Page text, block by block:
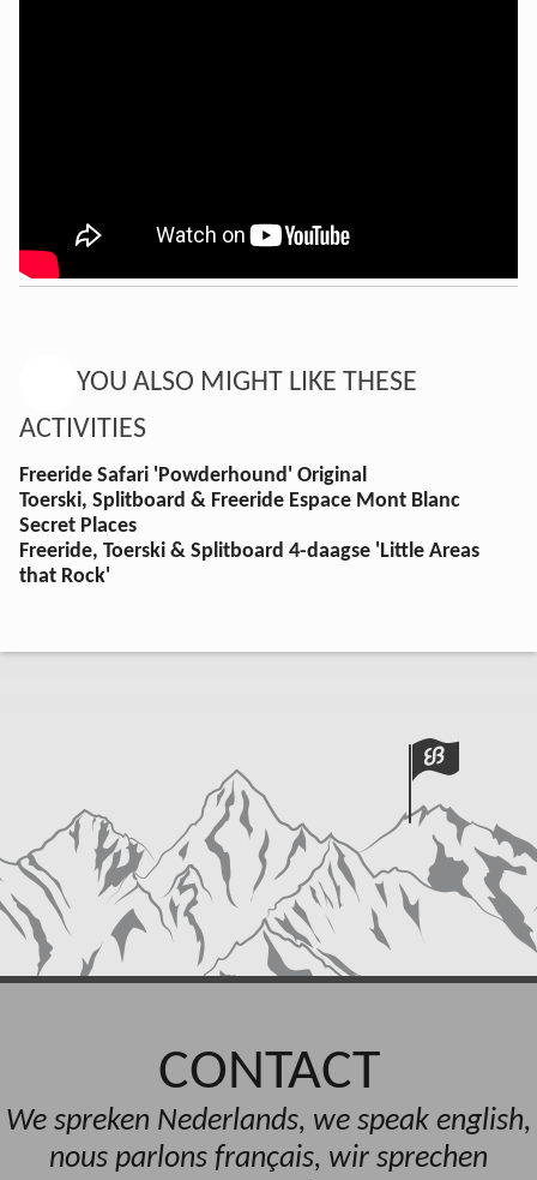
YOU ALSO MIGHT LIKE THESE
ACTIVITIES
Freeride Safari 'Powderhound' Original
Toerski, Splitboard & Freeride Espace Mont Blanc
Secret Places
Freeride, Toerski & Splitboard 4-daagse 'Little Areas
that Rock'
CONTACT
We spreken Nederlands, we speak english,
nous parlons français, wir sprechen